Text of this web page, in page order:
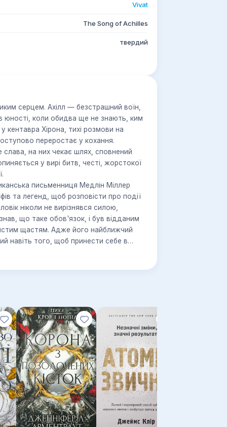
Vivat
The Song of Achilles
твердий
серцем. Ахілл — безстрашний воїн,
юності, коли обидва ще не знають, ким
кентавра Хірона, тихі розмови на
переростає у кохання.
слава, на них чекає шлях, сповнений
у вирі битв, честі, жорстокої
письменниця Медлін Міллер
та легенд, щоб розповісти про події
ніколи не вирізнявся силою,
що таке обов'язок, і був відданим
щастям. Адже його найближчий
навіть того, щоб принести себе в